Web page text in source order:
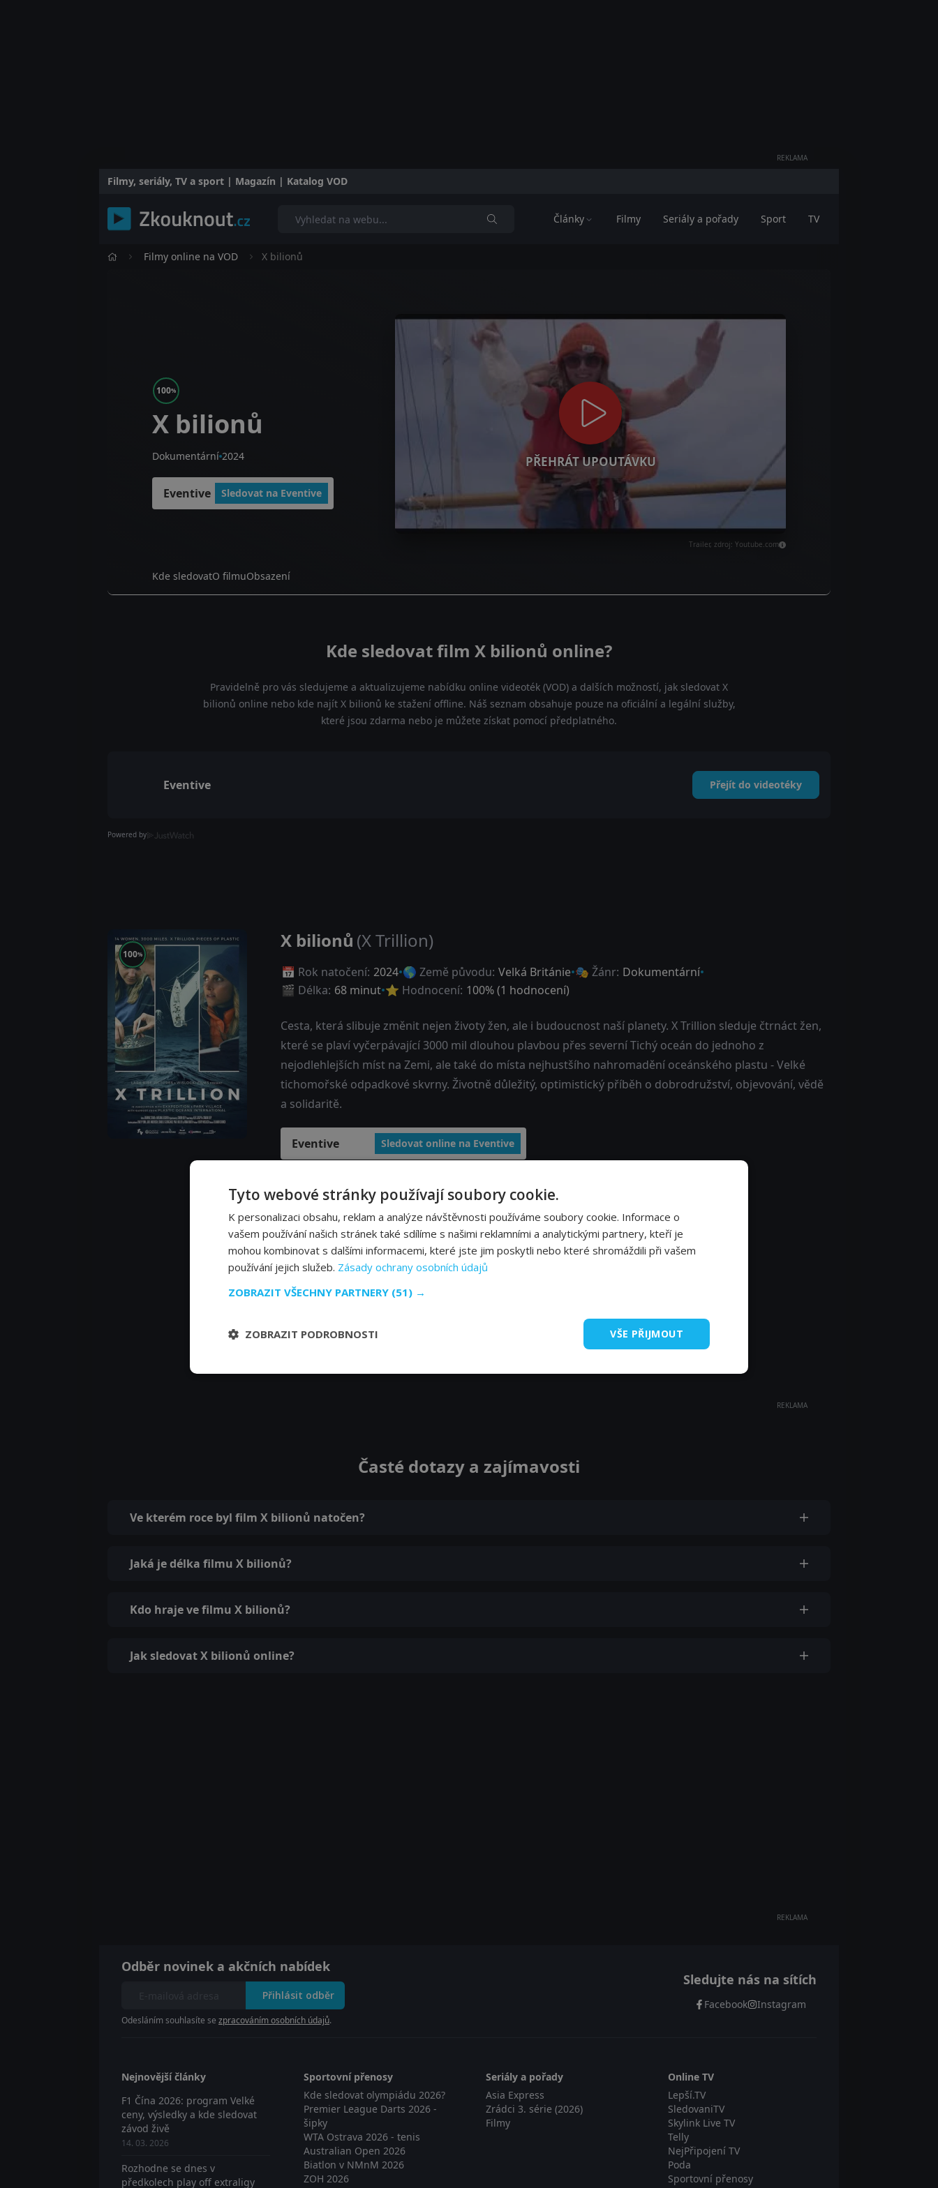
REKLAMA
Filmy, seriály, TV a sport | Magazín | Katalog VOD
Články Filmy Seriály a pořady Sport TV
Filmy online na VOD X bilionů
PŘEHRÁT UPOUTÁVKU
Trailer, zdroj: Youtube.com
100%
X bilionů
Dokumentární 2024
Eventive Sledovat na Eventive
Kde sledovatO filmuObsazení
Kde sledovat film X bilionů online?
Pravidelně pro vás sledujeme a aktualizujeme nabídku online videoték (VOD) a dalších možností, jak sledovat X
bilionů online nebo kde najít X bilionů ke stažení offline. Náš seznam obsahuje pouze na oficiální a legální služby,
které jsou zdarma nebo je můžete získat pomocí předplatného.
Eventive Přejít do videotéky
Powered by
100%
X bilionů (X Trillion)
📅 Rok natočení: 2024 🌎 Země původu: Velká Británie 🎭 Žánr: Dokumentární
🎬 Délka: 68 minut ⭐ Hodnocení: 100% (1 hodnocení)
Cesta, která slibuje změnit nejen životy žen, ale i budoucnost naší planety. X Trillion sleduje čtrnáct žen,
které se plaví vyčerpávající 3000 mil dlouhou plavbou přes severní Tichý oceán do jednoho z
nejodlehlejších míst na Zemi, ale také do místa nejhustšího nahromadění oceánského plastu - Velké
tichomořské odpadkové skvrny. Životně důležitý, optimistický příběh o dobrodružství, objevování, vědě
a solidaritě.
Eventive Sledovat online na Eventive
REKLAMA
Časté dotazy a zajímavosti
Ve kterém roce byl film X bilionů natočen?
Jaká je délka filmu X bilionů?
Kdo hraje ve filmu X bilionů?
Jak sledovat X bilionů online?
REKLAMA
Odběr novinek a akčních nabídek
Přihlásit odběr
Odesláním souhlasíte se zpracováním osobních údajů.
Sledujte nás na sítích
Facebook Instagram
Nejnovější články
F1 Čína 2026: program Velké
ceny, výsledky a kde sledovat
závod živě
14. 03. 2026
Rozhodne se dnes v
předkolech play off extraligy
Sportovní přenosy
Kde sledovat olympiádu 2026?
Premier League Darts 2026 -
šipky
WTA Ostrava 2026 - tenis
Australian Open 2026
Biatlon v NMnM 2026
ZOH 2026
Seriály a pořady
Asia Express
Zrádci 3. série (2026)
Filmy
Online TV
Lepší.TV
SledovaniTV
Skylink Live TV
Telly
NejPřipojení TV
Poda
Sportovní přenosy
Tyto webové stránky používají soubory cookie.
K personalizaci obsahu, reklam a analýze návštěvnosti používáme soubory cookie. Informace o
vašem používání našich stránek také sdílíme s našimi reklamními a analytickými partnery, kteří je
mohou kombinovat s dalšími informacemi, které jste jim poskytli nebo které shromáždili při vašem
používání jejich služeb. Zásady ochrany osobních údajů
ZOBRAZIT VŠECHNY PARTNERY (51) →
VŠE PŘIJMOUT
ZOBRAZIT PODROBNOSTI